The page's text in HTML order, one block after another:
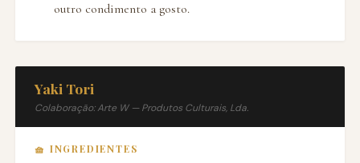
outro condimento a gosto.
Yaki Tori
Colaboração: Arte W — Produtos Culturais, Lda.
🧺 INGREDIENTES